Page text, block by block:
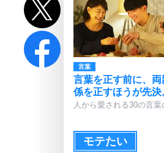
言葉
言葉を正す前に、両
係を正すほうが先決
人から愛される30の言葉
モテたい